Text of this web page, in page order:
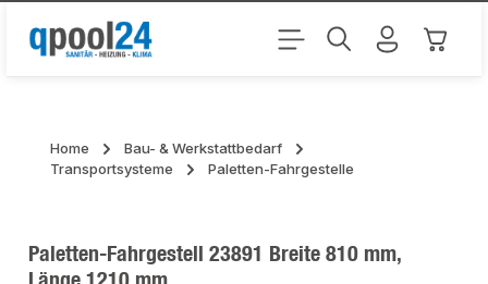
Zum Hauptinhalt springen
Home
Bau- & Werkstattbedarf
Transportsysteme
Paletten-Fahrgestelle
Paletten-Fahrgestell 23891 Breite 810 mm,